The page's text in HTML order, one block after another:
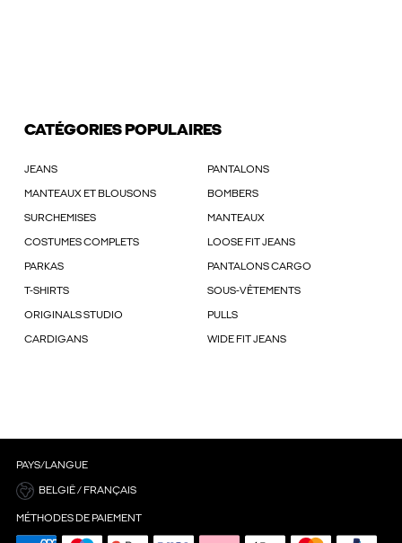
CATÉGORIES POPULAIRES
JEANS PANTALONS
MANTEAUX ET BLOUSONS BOMBERS
SURCHEMISES MANTEAUX
COSTUMES COMPLETS LOOSE FIT JEANS
PARKAS PANTALONS CARGO
T-SHIRTS SOUS-VÊTEMENTS
ORIGINALS STUDIO PULLS
CARDIGANS WIDE FIT JEANS
PAYS/LANGUE
BELGIË / FRANÇAIS
MÉTHODES DE PAIEMENT